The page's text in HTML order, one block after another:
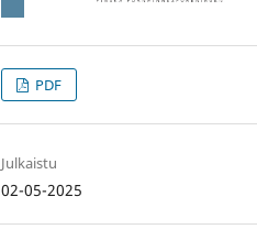
PDF
Julkaistu
02-05-2025